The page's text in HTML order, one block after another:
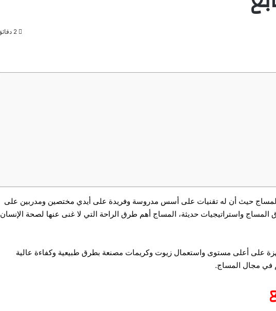
حيث أن له تقنيات على أسس مدروسة وفريدة على أيدي مختصين ومدربين على
واستراتيجيات حديثة، المساج أهم طرق الراحة التي لا غنى عنها لصحة الإنسان
على أعلى مستوى واستعمال زيوت وكريمات مصنعة بطرق طبيعية وكفاءة عالية
في مجال المساج.